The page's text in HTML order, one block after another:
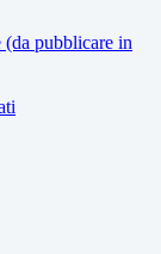
(da pubblicare in